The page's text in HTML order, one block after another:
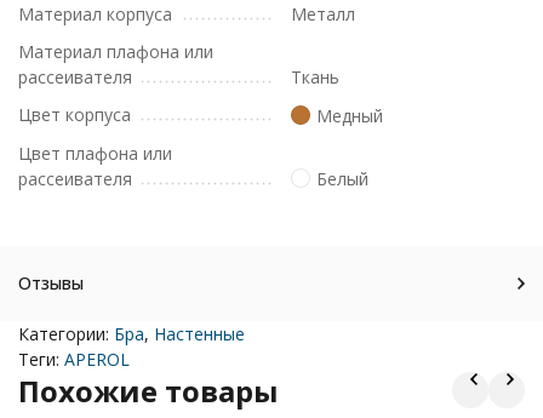
Материал корпуса
Металл
Материал плафона или
рассеивателя
Ткань
Цвет корпуса
Медный
Цвет плафона или
рассеивателя
Белый
Отзывы
Категории: Бра, Настенные
Теги: APEROL
Похожие товары